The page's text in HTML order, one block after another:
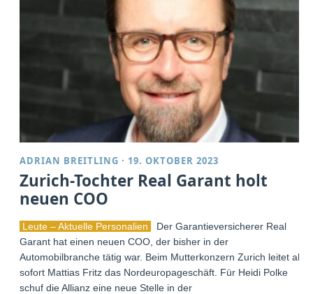
ADRIAN BREITLING · 19. OKTOBER 2023
Zurich-Tochter Real Garant holt
neuen COO
Leute – Aktuelle Personalien
Der Garantieversicherer Real
Garant hat einen neuen COO, der bisher in der
Automobilbranche tätig war. Beim Mutterkonzern Zurich leitet ab
sofort Mattias Fritz das Nordeuropageschäft. Für Heidi Polke
schuf die Allianz eine neue Stelle in der